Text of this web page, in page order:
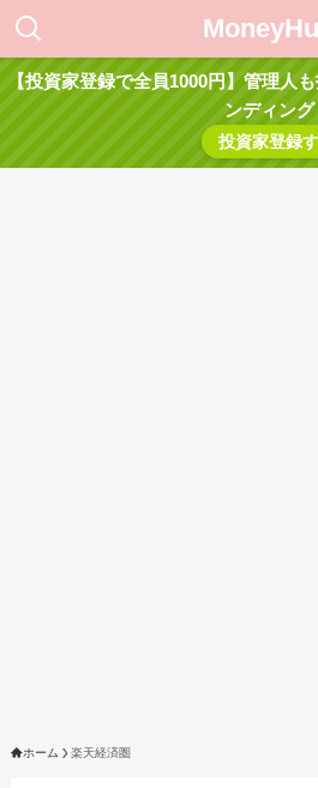
【投資家登録で全員1000円】管理人
ンディング
投資家登録
ホーム 楽天経済圏